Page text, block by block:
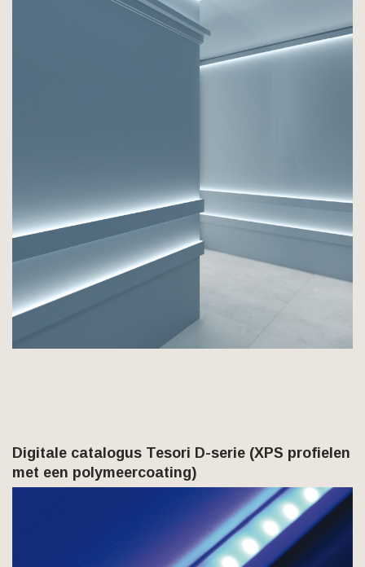
Digitale catalogus Tesori D-serie (XPS profielen
met een polymeercoating)